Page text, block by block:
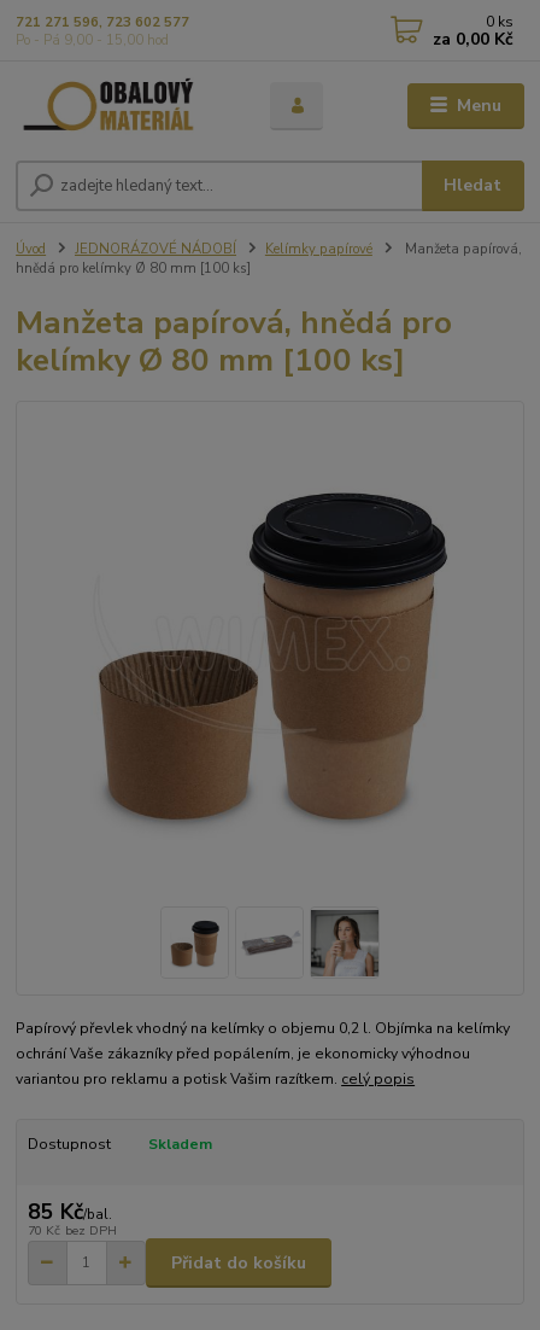
Menu
Hledat
721 271 596, 723 602 577
Po - Pá 9,00 - 15,00 hod
0 ks
za 0,00 Kč
Úvod JEDNORÁZOVÉ NÁDOBÍ Kelímky papírové
Manžeta papírová,
hnědá pro kelímky Ø 80 mm [100 ks]
Manžeta papírová, hnědá pro
kelímky Ø 80 mm [100 ks]
Papírový převlek vhodný na kelímky o objemu 0,2 l. Objímka na kelímky
ochrání Vaše zákazníky před popálením, je ekonomicky výhodnou
variantou pro reklamu a potisk Vašim razítkem. celý popis
Dostupnost Skladem
85 Kč/bal.
70 Kč bez DPH
Přidat do košíku